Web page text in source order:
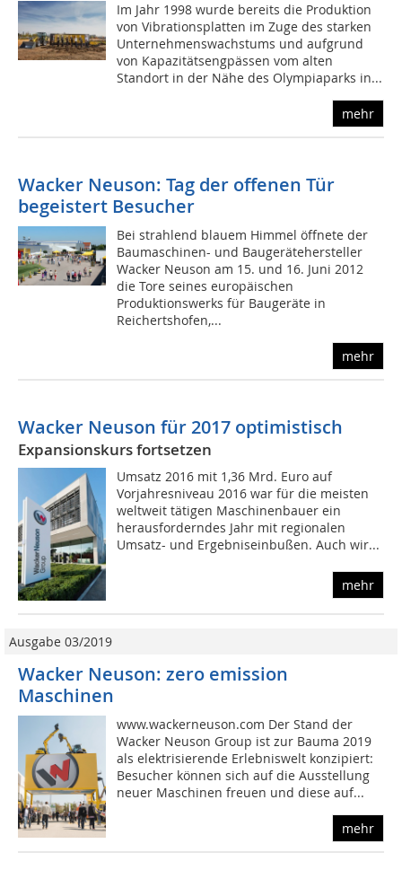
Im Jahr 1998 wurde bereits die Produktion
von Vibrationsplatten im Zuge des starken
Unternehmenswachstums und aufgrund
von Kapazitätsengpässen vom alten
Standort in der Nähe des Olympiaparks in...
mehr
Wacker Neuson: Tag der offenen Tür
begeistert Besucher
Bei strahlend blauem Himmel öffnete der
Baumaschinen- und Baugerätehersteller
Wacker Neuson am 15. und 16. Juni 2012
die Tore seines europäischen
Produktionswerks für Baugeräte in
Reichertshofen,...
mehr
Wacker Neuson für 2017 optimistisch
Expansionskurs fortsetzen
Umsatz 2016 mit 1,36 Mrd. Euro auf
Vorjahresniveau 2016 war für die meisten
weltweit tätigen Maschinenbauer ein
herausforderndes Jahr mit regionalen
Umsatz- und Ergebniseinbußen. Auch wir...
mehr
Ausgabe 03/2019
Wacker Neuson: zero emission
Maschinen
www.wackerneuson.com Der Stand der
Wacker Neuson Group ist zur Bauma 2019
als elektrisierende Erlebniswelt konzipiert:
Besucher können sich auf die Ausstellung
neuer Maschinen freuen und diese auf...
mehr